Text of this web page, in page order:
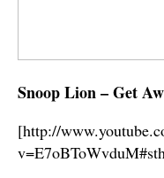
Snoop Lion – Get
[http://